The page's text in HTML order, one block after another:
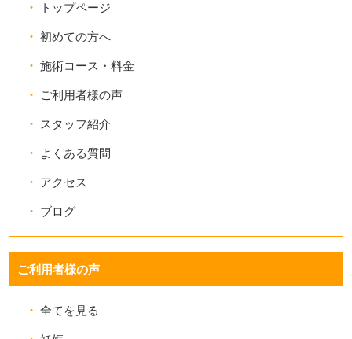
トップページ
初めての方へ
施術コース・料金
ご利用者様の声
スタッフ紹介
よくある質問
アクセス
ブログ
ご利用者様の声
全てを見る